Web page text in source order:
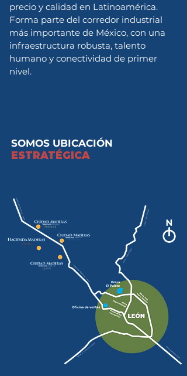
precio y calidad en Latinoamérica.
Forma parte del corredor industrial
más importante de México, con una
infraestructura robusta, talento
humano y conectividad de primer
nivel.
SOMOS UBICACIÓN
ESTRATÉGICA